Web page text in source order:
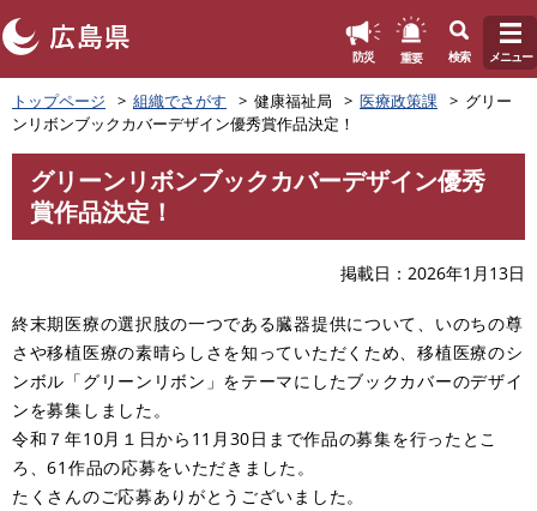
ペ
ー
ジ
の
で
防災 重要 検索 メニュー
トップページ 組織でさがす 健康福祉局 医療政策課
グリー
ンリボンブックカバーデザイン優秀賞作品決定！
グリーンリボンブックカバーデザイン優秀
賞作品決定！
掲載日 2026年1月13日
終末期医療の選択肢の一つである臓器提供について、いのちの尊
さや移植医療の素晴らしさを知っていただくため、移植医療のシ
ンボル「グリーンリボン」をテーマにしたブックカバーのデザイ
ンを募集しました。
令和７年10月１日から11月30日まで作品の募集を行ったとこ
ろ、61作品の応募をいただきました。
たくさんのご応募ありがとうございました。